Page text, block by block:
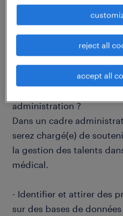
descriptif du poste
Quels défis enrichissants
administration ?
Dans un cadre
serez chargé(e) de
la gestion des talents
médical.
- Identifier et attirer des
sur des bases de
reject all
accept all